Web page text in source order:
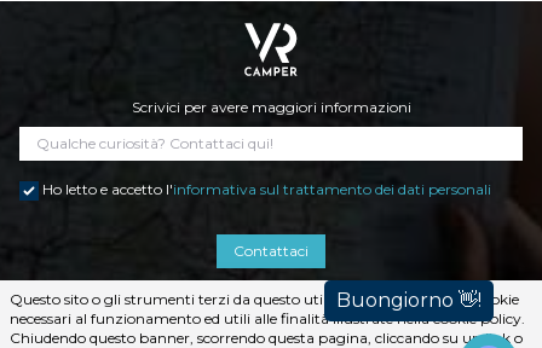
Scrivici per avere maggiori informazioni
Ho letto e accetto l'informativa sul trattamento dei dati personali
Contattaci
Questo sito o gli strumenti terzi da questo utilizzati si avvalgono di cookie
necessari al funzionamento ed utili alle finalità illustrate nella cookie policy.
Chiudendo questo banner, scorrendo questa pagina, cliccando su un link o